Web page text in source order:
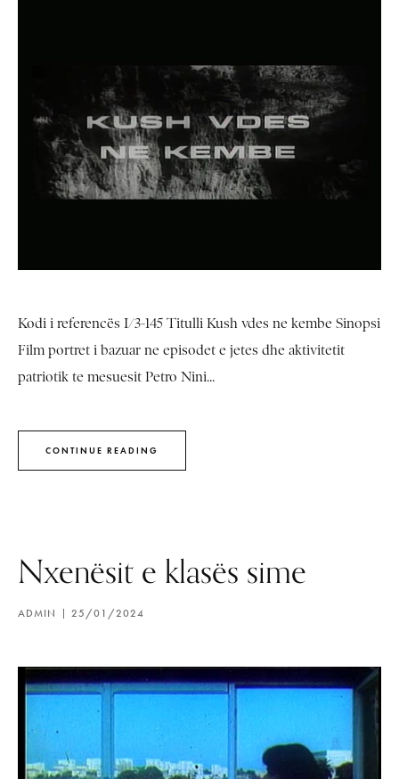
Kodi i referencës I/3-145 Titulli Kush vdes ne kembe Sinopsi
Film portret i bazuar ne episodet e jetes dhe aktivitetit
patriotik te mesuesit Petro Nini...
CONTINUE READING
Nxenësit e klasës sime
ADMIN 25/01/2024